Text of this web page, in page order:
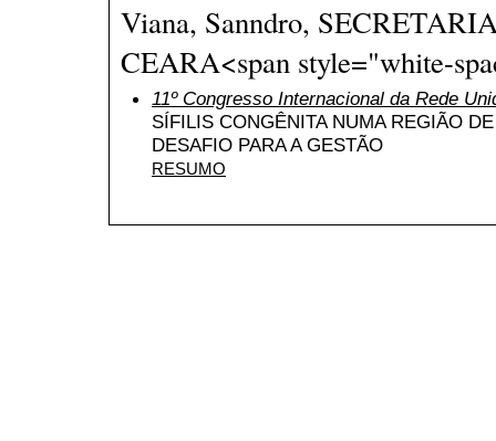
Viana, Sanndro,
CEARA<span style="white-
11º Congresso Internacional da Rede
SÍFILIS CONGÊNITA NUMA REGIÃO
DESAFIO PARA A GESTÃO
RESUMO